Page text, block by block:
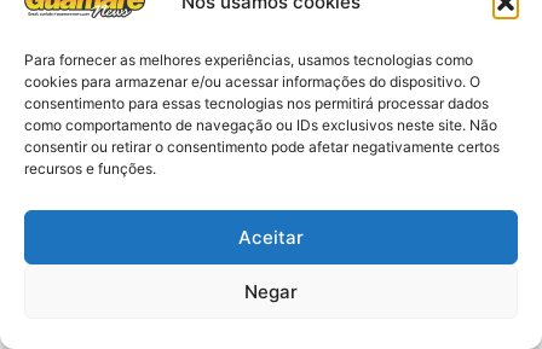
Para fornecer as melhores experiências, usamos tecnologias como
cookies para armazenar e/ou acessar informações do dispositivo. O
consentimento para essas tecnologias nos permitirá processar dados
como comportamento de navegação ou IDs exclusivos neste site. Não
consentir ou retirar o consentimento pode afetar negativamente certos
recursos e funções.
Aceitar
Negar
Brasil: Policia Federal investiga
753 casos de crimes eleitorais
antes das eleições